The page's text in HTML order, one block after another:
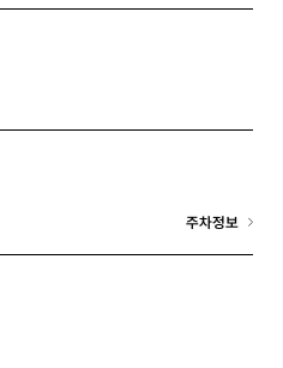
주차정보